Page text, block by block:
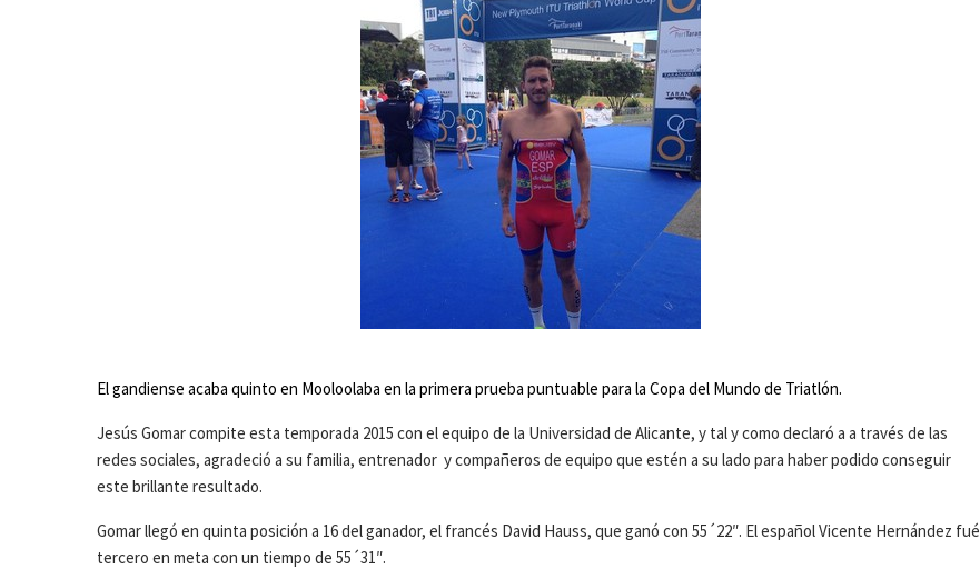
El gandiense acaba quinto en Mooloolaba en la primera prueba puntuable para la Copa del Mundo de Triatlón.
Jesús Gomar compite esta temporada 2015 con el equipo de la Universidad de Alicante, y tal y como declaró a a través de las
redes sociales, agradeció a su familia, entrenador y compañeros de equipo que estén a su lado para haber podido conseguir
este brillante resultado.
Gomar llegó en quinta posición a 16 del ganador, el francés David Hauss, que ganó con 55´22″. El español Vicente Hernández fué
tercero en meta con un tiempo de 55´31″.